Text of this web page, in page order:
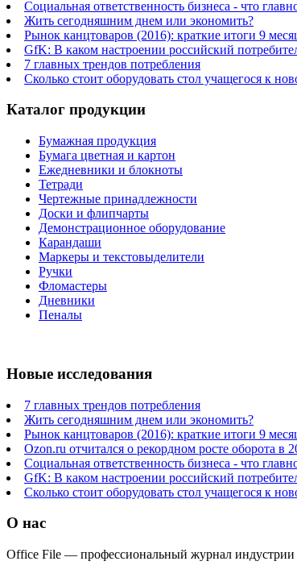
Социальная ответственность бизнеса - что
Жить сегодняшним днем или экономить?
Рынок канцтоваров (2016): краткие итоги 9
GfK: В каком настроении российский
7 главных трендов потребления
Сколько стоит оборудовать стол учащегося к
Каталог продукции
Бумажная продукция
Бумага цветная и картон
Ежедневники и блокноты
Тетради
Чертежные принадлежности
Доски и флипчарты
Демонстрационное оборудование
Карандаши
Маркеры и текстовыделители
Ручки
Фломастеры
Дневники
Пеналы
Новые исследования
7 главных трендов потребления
Жить сегодняшним днем или экономить?
Рынок канцтоваров (2016): краткие итоги 9
Ozon.ru отчитался о рекордном росте оборота в
Социальная ответственность бизнеса - что
GfK: В каком настроении российский
Сколько стоит оборудовать стол учащегося к
О нас
Office File — профессиональный журнал индустрии